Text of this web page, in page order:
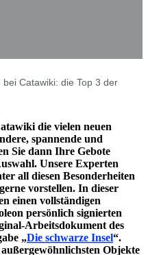
bei Catawiki: die Top 3 der
die vielen neuen
spannende und
Sie dann Ihre Gebote
Unsere Experten
all diesen Besonderheiten
vorstellen. In dieser
einen vollständigen
persönlich signierten
Arbeitsdokument des
„Die schwarze Insel“.
Objekte